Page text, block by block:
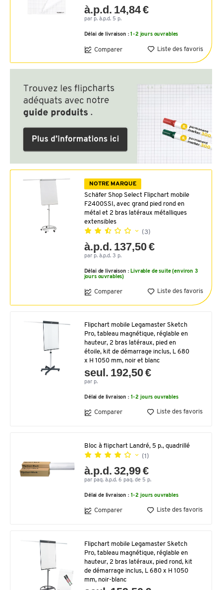
à.p.d. 14,84 €
par p. à.p.d. 5 p.
Délai de livraison :1-2 jours ouvrables
Comparer Liste des favoris
NOTRE MARQUE
Schäfer Shop Select Flipchart mobile
F2400SSI, avec grand pied rond en
métal et 2 bras latéraux métalliques
extensibles
(3)
à.p.d. 137,50 €
par p. à.p.d. 3 p.
Délai de livraison : Livrable de suite (environ 3
jours ouvrables)
Comparer Liste des favoris
Flipchart mobile Legamaster Sketch
Pro, tableau magnétique, réglable en
hauteur, 2 bras latéraux, pied en
étoile, kit de démarrage inclus, L 680
x H 1050 mm, noir et blanc
seul. 192,50 €
par p.
Délai de livraison : 1-2 jours ouvrables
Comparer Liste des favoris
Bloc à flipchart Landré, 5 p., quadrillé
(1)
à.p.d. 32,99 €
par paq. à.p.d. 6 paq. de 5 p.
Délai de livraison : 1-2 jours ouvrables
Comparer Liste des favoris
Flipchart mobile Legamaster Sketch
Pro, tableau magnétique, réglable en
hauteur, 2 bras latéraux, pied rond, kit
de démarrage inclus, L 680 x H 1050
mm, noir-blanc